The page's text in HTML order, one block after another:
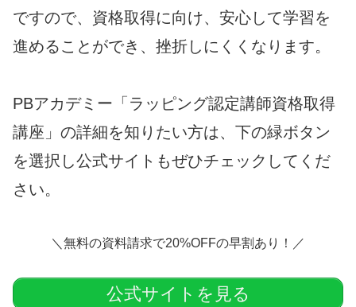
ですので、資格取得に向け、安心して学習を
進めることができ、 挫折しにくくなります。
PBアカデミー「ラッピング認定講師資格取得
講座」 の詳細を知りたい方は、 下の緑ボタン
を選択し公式サイトもぜひチェックしてくだ
さい。
＼無料の資料請求で20%OFFの早割あり！／
公式サイトを見る